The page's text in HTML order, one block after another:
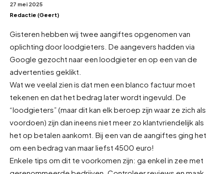
27 mei 2025
Redactie (Geert)
Gisteren hebben wij twee aangiftes opgenomen van
oplichting door loodgieters. De aangevers hadden via
Google gezocht naar een loodgieter en op een van de
advertenties geklikt.
Wat we veelal zien is dat men een blanco factuur moet
tekenen en dat het bedrag later wordt ingevuld. De
“loodgieters” (maar dit kan elk beroep zijn waar ze zich als
voordoen) zijn dan ineens niet meer zo klantvriendelijk als
het op betalen aankomt. Bij een van de aangiftes ging het
om een bedrag van maar liefst 4500 euro!
Enkele tips om dit te voorkomen zijn: ga enkel in zee met